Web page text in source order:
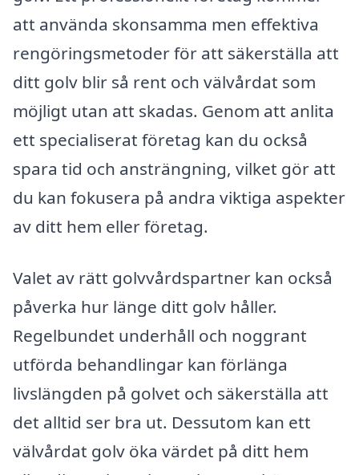
att använda skonsamma men effektiva
rengöringsmetoder för att säkerställa att
ditt golv blir så rent och välvårdat som
möjligt utan att skadas. Genom att anlita
ett specialiserat företag kan du också
spara tid och ansträngning, vilket gör att
du kan fokusera på andra viktiga aspekter
av ditt hem eller företag.
Valet av rätt golvvårdspartner kan också
påverka hur länge ditt golv håller.
Regelbundet underhåll och noggrant
utförda behandlingar kan förlänga
livslängden på golvet och säkerställa att
det alltid ser bra ut. Dessutom kan ett
välvårdat golv öka värdet på ditt hem